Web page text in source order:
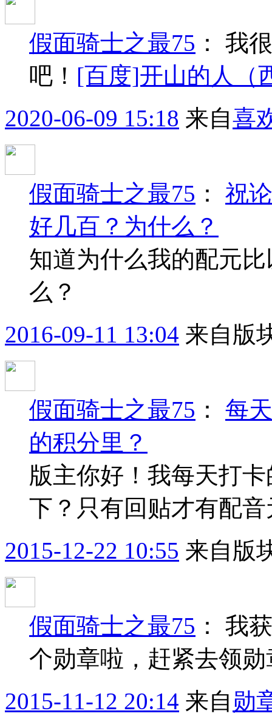
假面骑士之最75 ： 我
吧！ [百度]开山的人（
2020-06-09 15:18 来自喜
假面骑士之最75 ： 祝
好几百？为什么？
知道为什么我的配元
么？
2016-09-11 13:04 来自版
假面骑士之最75 ： 每
的积分里？
版主你好！我每天打
下？只有回贴才有配
2015-12-22 10:55 来自版
假面骑士之最75 ： 我
个勋章啦，赶紧去领
2015-11-12 20:14 来自 勋